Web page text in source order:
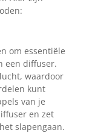
om essentiële
een diffuser.
waardoor
kunt
van je
en zet
slapengaan.